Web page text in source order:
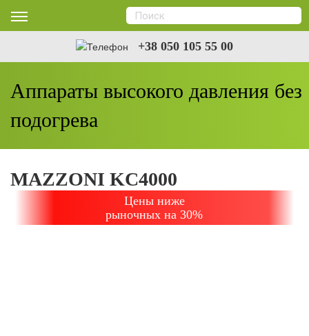
+38 050 105 55 00
Аппараты высокого давления без
подогрева
Цены ниже
рыночных на 30%
MAZZONI KC4000